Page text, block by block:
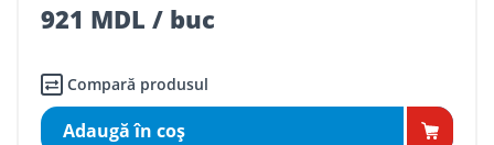
921 MDL / buc
Compară produsul
Adaugă în coş